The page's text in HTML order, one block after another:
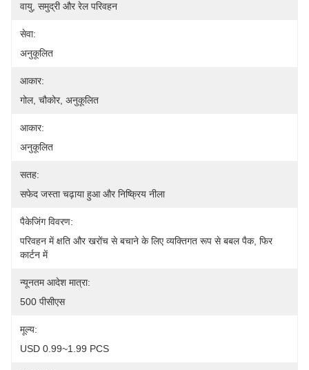
वायु, समुद्री और रेल परिवहन
सेवा:
अनुकूलित
आकार:
गोल, चौकोर, अनुकूलित
आकार:
अनुकूलित
सतह:
सफेद जस्ता चढ़ाया हुआ और निष्क्रिय नीला
पैकेजिंग विवरण:
परिवहन में क्षति और खरोंच से बचाने के लिए व्यक्तिगत रूप से बबल पैक, फिर
कार्टन में
न्यूनतम आदेश मात्रा:
500 पीसीएस
मूल्य:
USD 0.99~1.99 PCS